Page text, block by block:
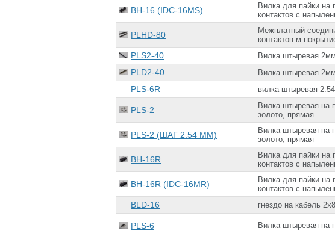
BH-16 (IDC-16MS)
Вилка для пайки на
контактов с
PLHD-80
Межплатный
контактов м
PLS2-40 Вилка штыревая
PLD2-40 Вилка штыревая
PLS-6R вилка штыревая
PLS-2
Вилка штыревая на
золото, прямая
PLS-2 (ШАГ 2.54 ММ)
Вилка штыревая на
золото, прямая
BH-16R
Вилка для пайки на
контактов с
BH-16R (IDC-16MR)
Вилка для пайки на
контактов с
BLD-16 гнездо на кабель
PLS-6 Вилка штыревая на